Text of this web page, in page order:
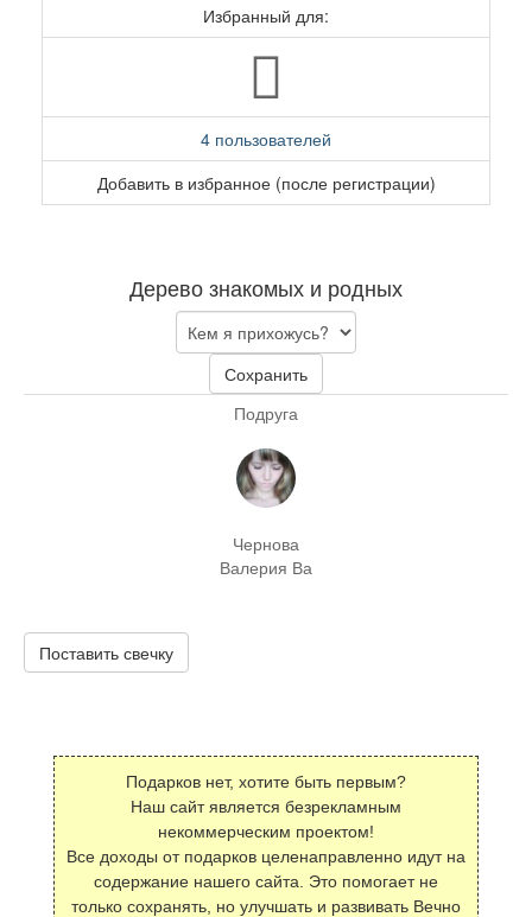
Избранный для:
4 пользователей
Добавить в избранное (после регистрации)
Дерево знакомых и родных
Сохранить
Подруга
Чернова
Валерия Ва
Поставить свечку
Подарков нет, хотите быть первым?
Наш сайт является безрекламным
некоммерческим проектом!
Все доходы от подарков целенаправленно идут на
содержание нашего сайта. Это помогает не
только сохранять, но улучшать и развивать Вечно